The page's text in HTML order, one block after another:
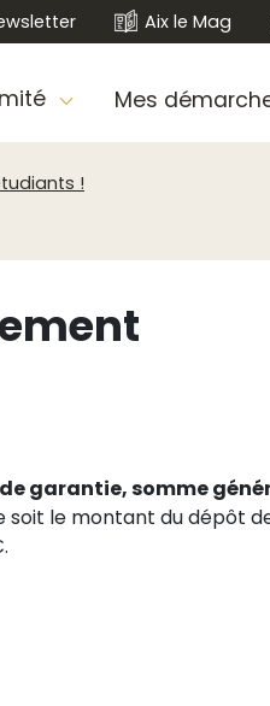
Aix le Mag
Mes
!
garantie, somme
le montant du dépôt